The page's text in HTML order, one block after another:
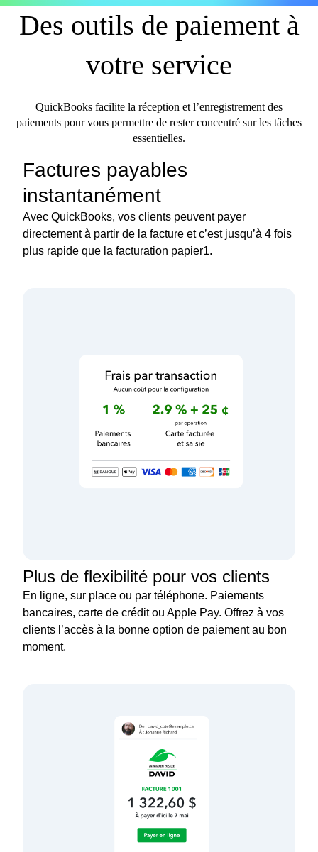
Des outils de paiement à
votre service
QuickBooks facilite la réception et l’enregistrement des
paiements pour vous permettre de rester concentré sur les tâches
essentielles.
Factures payables
instantanément
Avec QuickBooks, vos clients peuvent payer
directement à partir de la facture et c’est jusqu’à 4 fois
plus rapide que la facturation papier1.
Plus de flexibilité pour vos clients
En ligne, sur place ou par téléphone. Paiements
bancaires, carte de crédit ou Apple Pay. Offrez à vos
clients l’accès à la bonne option de paiement au bon
moment.